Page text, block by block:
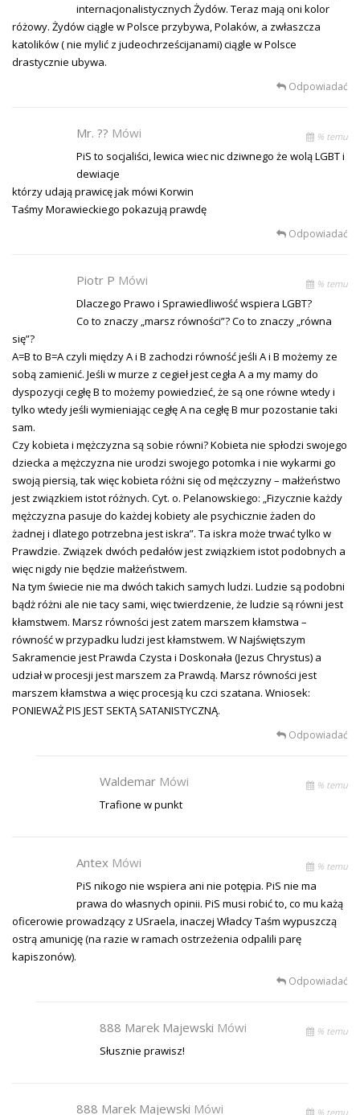
internacjonalistycznych Żydów. Teraz mają oni kolor
różowy. Żydów ciągle w Polsce przybywa, Polaków, a zwłaszcza
katolików ( nie mylić z judeochrześcijanami) ciągle w Polsce
drastycznie ubywa.
Odpowiadać
Mr. ?? Mówi % temu
PiS to socjaliści, lewica wiec nic dziwnego że wolą LGBT i
dewiacje
którzy udają prawicę jak mówi Korwin
Taśmy Morawieckiego pokazują prawdę
Odpowiadać
Piotr P Mówi % temu
Dlaczego Prawo i Sprawiedliwość wspiera LGBT?
Co to znaczy „marsz równości”? Co to znaczy „równa
się”?
A=B to B=A czyli między A i B zachodzi równość jeśli A i B możemy ze
sobą zamienić. Jeśli w murze z cegieł jest cegła A a my mamy do
dyspozycji cegłę B to możemy powiedzieć, że są one równe wtedy i
tylko wtedy jeśli wymieniając cegłę A na cegłę B mur pozostanie taki
sam.
Czy kobieta i mężczyzna są sobie równi? Kobieta nie spłodzi swojego
dziecka a mężczyzna nie urodzi swojego potomka i nie wykarmi go
swoją piersią, tak więc kobieta różni się od mężczyzny – małżeństwo
jest związkiem istot różnych. Cyt. o. Pelanowskiego: „Fizycznie każdy
mężczyzna pasuje do każdej kobiety ale psychicznie żaden do
żadnej i dlatego potrzebna jest iskra”. Ta iskra może trwać tylko w
Prawdzie. Związek dwóch pedałów jest związkiem istot podobnych a
więc nigdy nie będzie małżeństwem.
Na tym świecie nie ma dwóch takich samych ludzi. Ludzie są podobni
bądż różni ale nie tacy sami, więc twierdzenie, że ludzie są równi jest
kłamstwem. Marsz równości jest zatem marszem kłamstwa –
równość w przypadku ludzi jest kłamstwem. W Najświętszym
Sakramencie jest Prawda Czysta i Doskonała (Jezus Chrystus) a
udział w procesji jest marszem za Prawdą. Marsz równości jest
marszem kłamstwa a więc procesją ku czci szatana. Wniosek:
PONIEWAŻ PIS JEST SEKTĄ SATANISTYCZNĄ.
Odpowiadać
Waldemar Mówi % temu
Trafione w punkt
Antex Mówi % temu
PiS nikogo nie wspiera ani nie potępia. PiS nie ma
prawa do własnych opinii. PiS musi robić to, co mu każą
oficerowie prowadzący z USraela, inaczej Władcy Taśm wypuszczą
ostrą amunicję (na razie w ramach ostrzeżenia odpalili parę
kapiszonów).
Odpowiadać
888 Marek Majewski Mówi % temu
Słusznie prawisz!
888 Marek Majewski Mówi % temu